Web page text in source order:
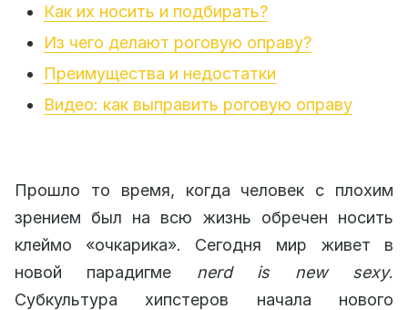
Как их носить и подбирать?
Из чего делают роговую оправу?
Преимущества и недостатки
Видео: как выправить роговую оправу
Прошло то время, когда человек с плохим
зрением был на всю жизнь обречен носить
клеймо «очкарика». Сегодня мир живет в
новой парадигме nerd is new sexy.
Субкультура хипстеров начала нового